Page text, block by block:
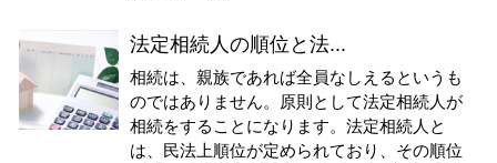
法定相続人の順位と法...
相続は、親族であれば全員なしえるというも
のではありません。原則として法定相続人が
相続をすることになります。法定相続人と
は、民法上順位が定められており、その順位